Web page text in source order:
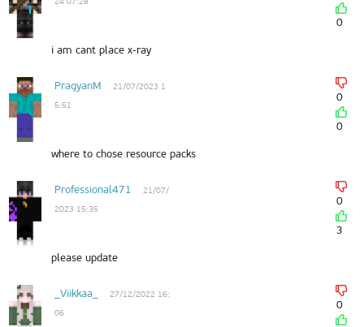
0
i am cant place x-ray
PragyanM
21/07/2023 1
5:51
0
0
where to chose resource packs
Professional471
21/07/
2023 15:35
0
3
please update
_Viikkaa_
27/12/2022 16:
06
0